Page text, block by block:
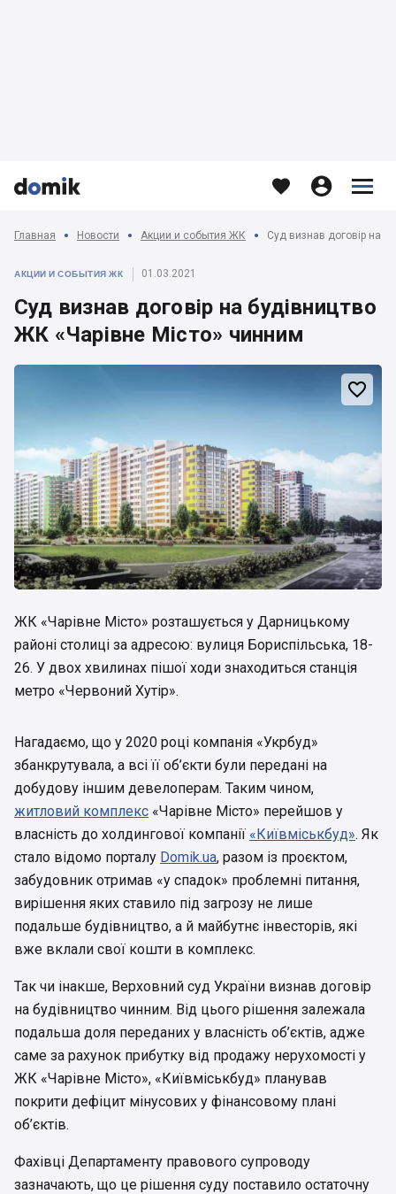


   


Главная Новости Акции и события ЖК Суд визнав договір на
АКЦИИ И СОБЫТИЯ ЖК 01.03.2021
Суд визнав договір на будівництво
ЖК «Чарівне Місто» чинним

ЖК «Чарівне Місто» розташується у Дарницькому
районі столиці за адресою: вулиця Бориспільська, 18-
26. У двох хвилинах пішої ходи знаходиться станція
метро «Червоний Хутір».
Нагадаємо, що у 2020 році компанія «Укрбуд»
збанкрутувала, а всі її об’єкти були передані на
добудову іншим девелоперам. Таким чином,
житловий комплекс «Чарівне Місто» перейшов у
власність до холдингової компанії «Київміськбуд». Як
стало відомо порталу Domik.ua, разом із проєктом,
забудовник отримав «у спадок» проблемні питання,
вирішення яких ставило під загрозу не лише
подальше будівництво, а й майбутнє інвесторів, які
вже вклали свої кошти в комплекс.
Так чи інакше, Верховний суд України визнав договір
на будівництво чинним. Від цього рішення залежала
подальша доля переданих у власність об’єктів, адже
саме за рахунок прибутку від продажу нерухомості у
ЖК «Чарівне Місто», «Київміськбуд» планував
покрити дефіцит мінусових у фінансовому плані
об’єктів.
Фахівці Департаменту правового супроводу
зазначають, що це рішення суду поставило остаточну